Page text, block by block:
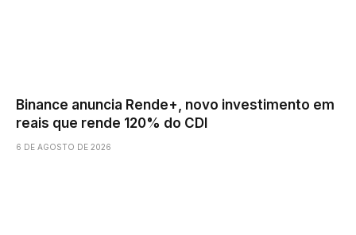
Binance anuncia Rende+, novo investimento em
reais que rende 120% do CDI
6 DE AGOSTO DE 2026